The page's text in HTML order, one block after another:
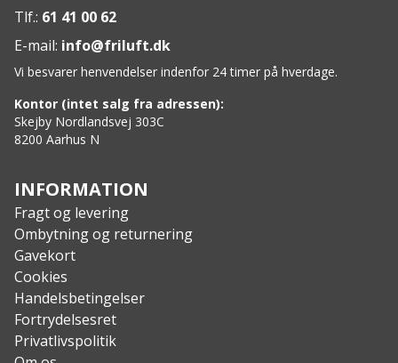
Tlf.: 61 41 00 62
E-mail: info@friluft.dk
Vi besvarer henvendelser indenfor 24 timer på hverdage.
Kontor (intet salg fra adressen):
Skejby Nordlandsvej 303C
8200 Aarhus N
INFORMATION
Fragt og levering
Ombytning og returnering
Gavekort
Cookies
Handelsbetingelser
Fortrydelsesret
Privatlivspolitik